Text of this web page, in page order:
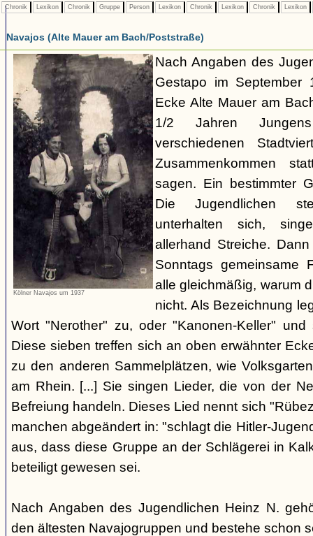
Chronik Lexikon Chronik Gruppe Person Lexikon Chronik Lexikon Chronik Lexikon
Navajos (Alte Mauer am Bach/Poststraße)
Kölner Navajos um 1937
Nach Angaben des
Gestapo im
Ecke Alte Mauer am
1/2 Jahren
verschiedenen
Zusammenkommen
sagen. Ein bestimmter
Die Jugendlichen
unterhalten sich,
allerhand Streiche.
Sonntags gemeinsame
alle gleichmäßig, warum
nicht. Als Bezeichnung
Wort "Nerother" zu, oder "Kanonen-Keller"
Diese sieben treffen sich an oben erwähnter
zu den anderen Sammelplätzen, wie
am Rhein. [...] Sie singen Lieder, die von der
Befreiung handeln. Dieses Lied nennt sich
manchen abgeändert in: "schlagt die Hitler-
aus, dass diese Gruppe an der Schlägerei in
beteiligt gewesen sei.
Nach Angaben des Jugendlichen Heinz N.
den ältesten Navajogruppen und bestehe schon